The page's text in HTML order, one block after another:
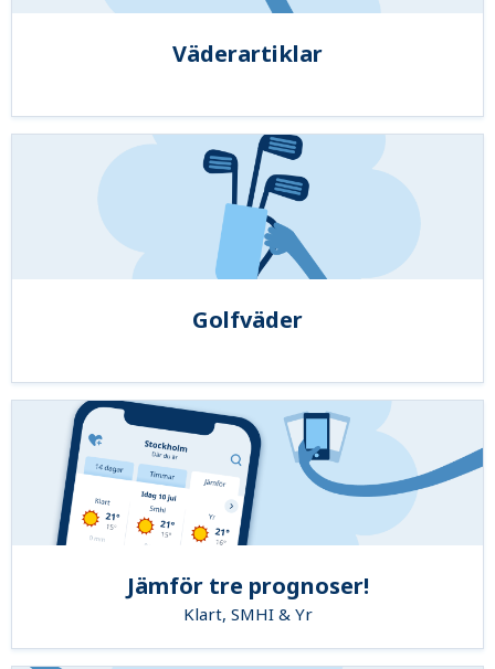
Väderartiklar
Golfväder
Jämför tre prognoser!
Klart, SMHI & Yr